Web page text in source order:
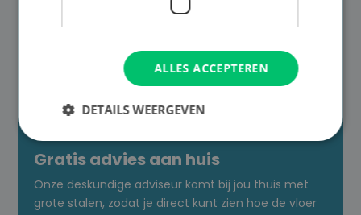
Gratis advies aan huis
Onze deskundige adviseur komt bij jou thuis met
grote stalen, zodat je direct kunt zien hoe de vloer
ALLES ACCEPTEREN
DETAILS WEERGEVEN